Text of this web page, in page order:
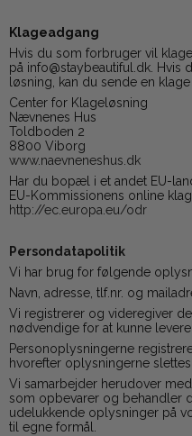
Klageadgang
Hvis du som forbruger vil
på info@staybeautiful.dk. Hvis
løsning, kan du sende en klage
Center for Klageløsning
Nævnenes Hus
Toldboden 2
8800 Viborg
www.naevneneshus.dk
Har du bopæl i et andet EU-
EU-Kommissionens online
http://ec.europa.eu/odr
Persondatapolitik
Vi har brug for følgende
Navn, adresse, tlf.nr. og
Vi registrerer og videregiver
nødvendige for at kunne levere
Personoplysningerne
hvorefter oplysningerne slettes.
Vi samarbejder herudover
som opbevarer og behandler
udelukkende oplysninger på
til egne formål.